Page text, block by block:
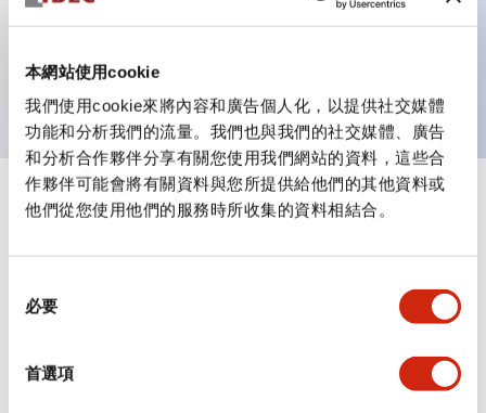
本網站使用cookie
我們使用cookie來將內容和廣告個人化，以提供社交媒體
功能和分析我們的流量。我們也與我們的社交媒體、廣告
和分析合作夥伴分享有關您使用我們網站的資料，這些合
作夥伴可能會將有關資料與您所提供給他們的其他資料或
他們從您使用他們的服務時所收集的資料相結合。
必要
首選項
接點塊）。可實現省空間設計。
防護結構
規格
審美規範
環境規範
功能規格